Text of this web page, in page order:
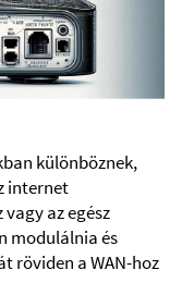
különböznek,
internet
az egész
modulálnia és
röviden a WAN-hoz